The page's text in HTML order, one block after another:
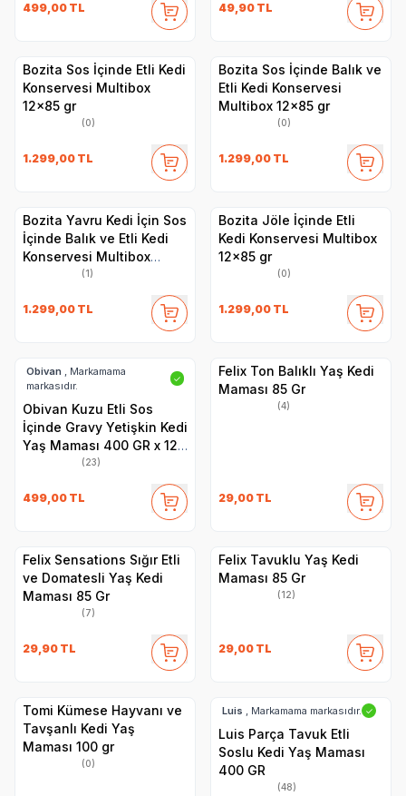
499,00 TL 49,90 TL
Bozita Sos İçinde Etli Kedi
Konservesi Multibox
12x85 gr
(0)
1.299,00 TL
Bozita Sos İçinde Balık ve
Etli Kedi Konservesi
Multibox 12x85 gr
(0)
1.299,00 TL
Bozita Yavru Kedi İçin Sos
İçinde Balık ve Etli Kedi
Konservesi Multibox
(1)
1.299,00 TL
Bozita Jöle İçinde Etli
Kedi Konservesi Multibox
12x85 gr
(0)
1.299,00 TL
Obivan , Markamama
markasıdır.
✓
Obivan Kuzu Etli Sos
İçinde Gravy Yetişkin Kedi
Yaş Maması 400 GR x 12
(23)
499,00 TL
Felix Ton Balıklı Yaş Kedi
Maması 85 Gr
(4)
29,00 TL
Felix Sensations Sığır Etli
ve Domatesli Yaş Kedi
Maması 85 Gr
(7)
29,90 TL
Felix Tavuklu Yaş Kedi
Maması 85 Gr
(12)
29,00 TL
Tomi Kümese Hayvanı ve
Tavşanlı Kedi Yaş
Maması 100 gr
(0)
Luis , Markamama markasıdır. ✓
Luis Parça Tavuk Etli
Soslu Kedi Yaş Maması
400 GR
(48)